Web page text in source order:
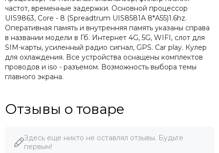
частот, временные задержки. Основной процессор
UIS9863, Core - 8 (Spreadtrum UIS8581А 8*A55)1.6hz.
Оперативная память и внутренняя память указаны справа
в названии модели в Гб. Интернет 4G, 5G, WIFI, слот для
SIM-карты, усиленный радио сигнал, GPS. Car play. Кулер
для охлаждения. Все устройства оснащены комплектов
проводов и iso - разъемом. Возможность выбора темы
главного экрана.
Отзывы о товаре
Здесь еще никто не оставлял отзывы. Будьте
первым!